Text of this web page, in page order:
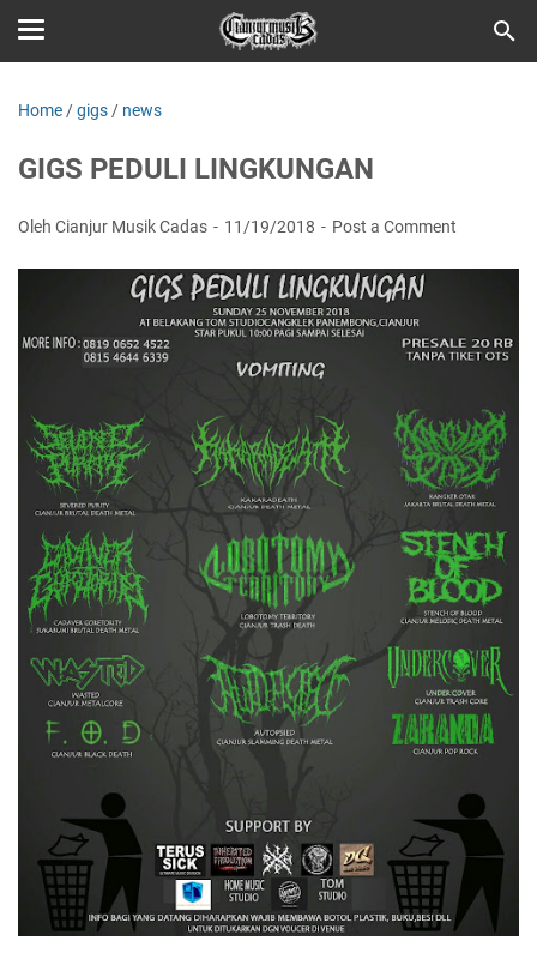
Home /gigs / news
GIGS PEDULI LINGKUNGAN
Oleh Cianjur Musik Cadas 11/19/2018 Post a Comment